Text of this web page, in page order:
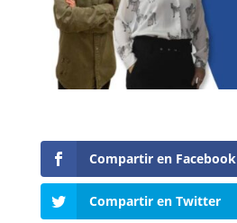
Compartir en Facebook
Compartir en Twitter